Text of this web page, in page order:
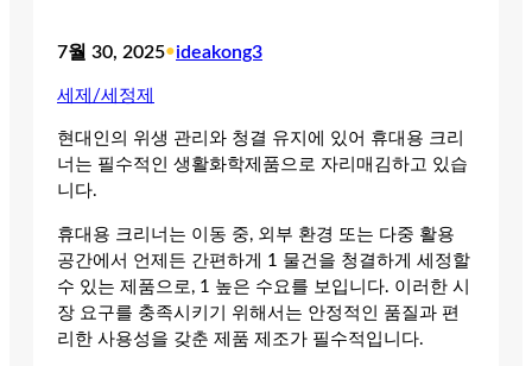
7월 30, 2025•ideakong3
세제/세정제
현대인의 위생 관리와 청결 유지에 있어 휴대용 크리
너는 필수적인 생활화학제품으로 자리매김하고 있습
니다.
휴대용 크리너는 이동 중, 외부 환경 또는 다중 활용
공간에서 언제든 간편하게 1 물건을 청결하게 세정할
수 있는 제품으로, 1 높은 수요를 보입니다. 이러한 시
장 요구를 충족시키기 위해서는 안정적인 품질과 편
리한 사용성을 갖춘 제품 제조가 필수적입니다.